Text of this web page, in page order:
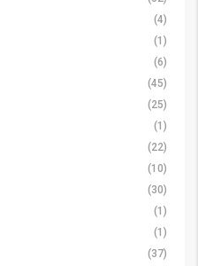
(4)
(1)
(6)
(45)
(25)
(1)
(22)
(10)
(30)
(1)
(1)
(37)